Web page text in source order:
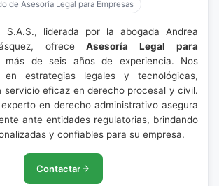
de Asesoría Legal para Empresas
S.A.S., liderada por la abogada Andrea
ofreceAsesoría Legal para
más de seis años de experiencia. Nos
en estrategias legales y tecnológicas,
servicio eficaz en derecho procesal y civil.
en derecho administrativo asegura
ante entidades regulatorias, brindando
y confiables para su empresa.
Contactar